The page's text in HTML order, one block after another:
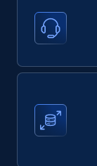
11.3K+
X
ID, User
posted,